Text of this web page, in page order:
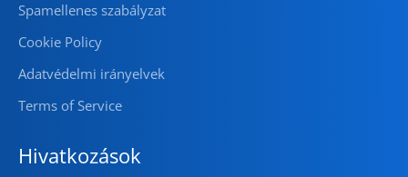
Spamellenes szabályzat
Cookie Policy
Adatvédelmi irányelvek
Terms of Service
Hivatkozások